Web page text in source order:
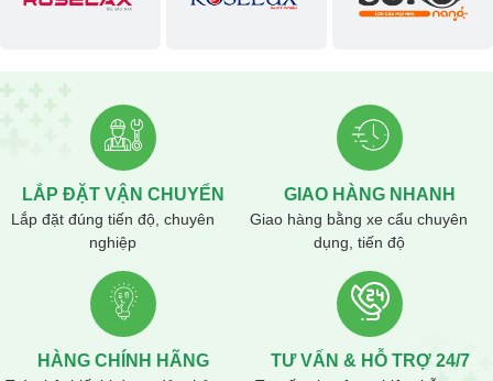
Email: congnghesonnuocnano@gmail.com
maykhuay.vn
LẮP ĐẶT VẬN CHUYỂN
Lắp đặt đúng tiến độ, chuyên
nghiệp
GIAO HÀNG NHANH
Giao hàng bằng xe cẩu chuyên
dụng, tiến độ
HÀNG CHÍNH HÃNG TƯ VẤN & HỖ TRỢ 24/7